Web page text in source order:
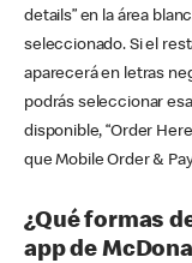
details” en la área
seleccionado. Si el
aparecerá en letras
podrás seleccionar
disponible, “Order
que Mobile Order &
¿Qué formas
app de